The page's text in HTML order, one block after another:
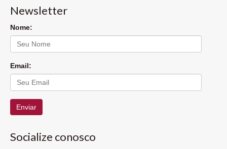
Newsletter
Nome:
Email:
Enviar
Socialize conosco